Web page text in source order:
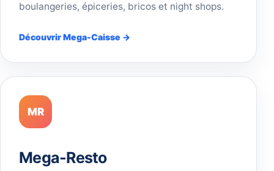
boulangeries, épiceries, bricos et night shops.
Découvrir Mega-Caisse →
MR
Mega-Resto